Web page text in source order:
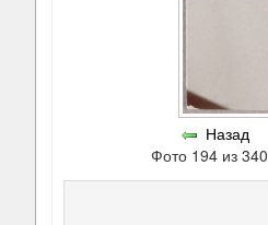
Назад
Фото 194 из 340